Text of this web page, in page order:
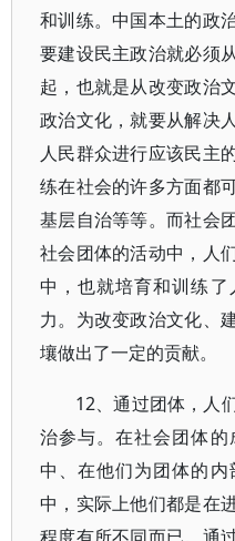
和训练。中国本土的政
要建设民主政治就必须
起，也就是从改变政治
政治文化，就要从解决
人民群众进行应该民主
练在社会的许多方面都
基层自治等等。而社会
社会团体的活动中，人
中，也就培育和训练
力。为改变政治文化、
壤做出了一定的贡献。
12、通过团体，人
治参与。在社会团体
中、在他们为团体的
中，实际上他们都是在